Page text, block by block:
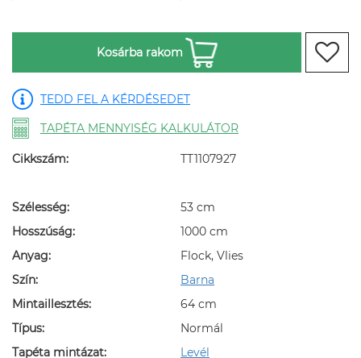
Kosárba rakom
TEDD FEL A KÉRDÉSEDET
TAPÉTA MENNYISÉG KALKULÁTOR
Cikkszám: TT1107927
Szélesség:
53 cm
Hosszúság:
1000 cm
Anyag:
Flock, Vlies
Szín:
Barna
Mintaillesztés:
64 cm
Típus:
Normál
Tapéta mintázat:
Levél